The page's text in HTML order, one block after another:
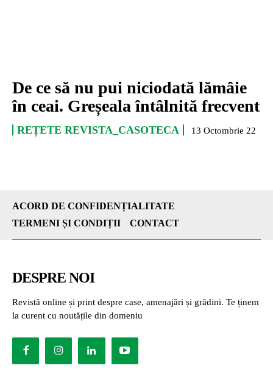
De ce să nu pui niciodată lămâie
în ceai. Greșeala întâlnită frecvent
REȚETE REVISTA_CASOTECA 13 Octombrie 22
ACORD DE CONFIDENȚIALITATE
TERMENI ȘI CONDIȚII
CONTACT
DESPRE NOI
Revistă online și print despre case, amenajări și grădini. Te ținem
la curent cu noutățile din domeniu